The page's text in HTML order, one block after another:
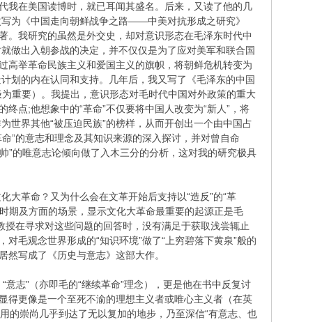
我在美国读博时，就已耳闻其盛名。后来，又读了他的几
为《中国走向朝鲜战争之路——中美对抗形成之研究》
我研究的虽然是外交史，却对意识形态在毛泽东时代中
做出入朝参战的决定，并不仅仅是为了应对美军和联合国
高举革命民族主义和爱国主义的旗帜，将朝鲜危机转变为
划的内在认同和支持。几年后，我又写了《毛泽东的中国
重要）。我提出，意识形态对毛时代中国对外政策的重大
点;他想象中的“革命”不仅要将中国人改变为“新人”，将
世界其他“被压迫民族”的榜样，从而开创出一个由中国占
”的意志和理念及其知识来源的深入探讨，并对曾自命
”的唯意志论倾向做了入木三分的分析，这对我的研究极具
大革命？又为什么会在文革开始后支持以“造反”的“革
期及方面的场景，显示文化大革命最重要的起源正是毛
授在寻求对这些问题的回答时，没有满足于获取浅尝辄止
毛观念世界形成的“知识环境”做了“上穷碧落下黄泉”般的
写成了《历史与意志》这部大作。
志”（亦即毛的“继续革命”理念），更是他在书中反复讨
得更像是一个至死不渝的理想主义者或唯心主义者（在英
的崇尚几乎到达了无以复加的地步，乃至深信“有意志、也